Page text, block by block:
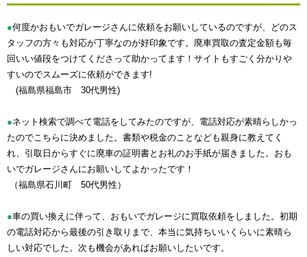
●何度かおもいでガレージさんに依頼をお願いしているのですが、どのス
タッフの方々も対応が丁寧なのが好印象です。廃車買取の査定金額も毎
回いい値段をつけてくださって助かってます！サイトもすごく分かりや
すいのでスムーズに依頼ができます!
(福島県福島市 30代男性)
●ネット検索で調べて電話をしてみたのですが、電話対応が素晴らしかっ
たのでこちらに決めました。書類や税金のことなども親身に教えてく
れ、引取日からすぐに廃車の証明書とお礼のお手紙が届きました。おも
いでガレージさんにお願いしてよかったです！
（福島県石川町 50代男性）
●車の買い換えに伴って、おもいでガレージに買取依頼をしました。初期
の電話対応から最後の引き取りまで、本当に気持ちいいくらいに素晴ら
しい対応でした。次も機会があればお願いしたいです。